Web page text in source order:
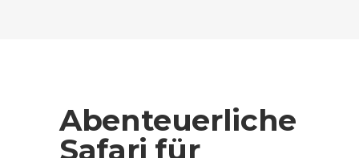
Abenteuerliche
Safari für